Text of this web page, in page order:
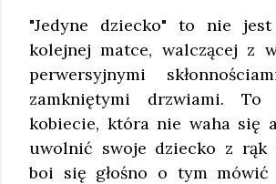
"Jedyne dziecko" to nie
kolejnej matce, walczącej z
perwersyjnymi
zamkniętymi drzwiami. To
kobiecie, która nie waha się
uwolnić swoje dziecko z rąk
boi się głośno o tym